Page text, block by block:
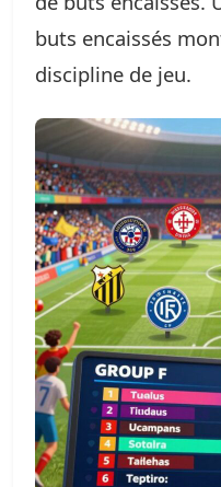
buts encaissés
discipline de jeu.